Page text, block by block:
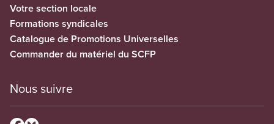
Votre section locale
Formations syndicales
Catalogue de Promotions Universelles
Commander du matériel du SCFP
Nous suivre